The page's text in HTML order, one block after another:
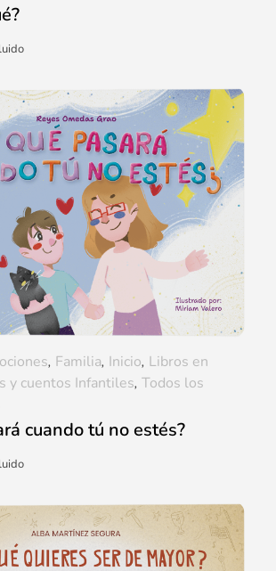
cuando tú no estés?
, Familia, Inicio, Libros en
y cuentos Infantiles, Todos los